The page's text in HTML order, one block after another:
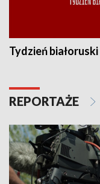
Tydzień białoruski
REPORTAŻE